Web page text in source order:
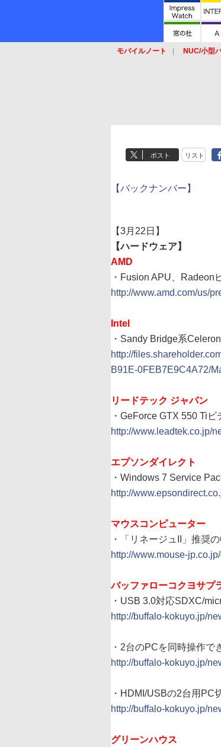
モバイルノート NUC/小型
ポスト リスト
【バックナンバー】
【3月22日】
【ハードウェア】
AMD
・Fusion APU、Radeon
http://www.amd.com/us/
Intel
・Sandy Bridge系
http://
B91E-0FEB7E9C4A72/
リードテック ジャパン
・GeForce GTX 550 Ti
http://www.leadtek.co.jp/
エプソンダイレクト
・Windows 7 Service
http://
マウスコンピューター
・「リネージュII」推奨
http://www.mouse-
バッファローコクヨサプ
・USB 3.0対応SDXC/
http://buffalo-kokuyo.jp/
・2台のPCを同時操作
http://buffalo-kokuyo.jp/
・HDMI/USBの2台用PC
http://buffalo-kokuyo.jp/
グリーンハウス